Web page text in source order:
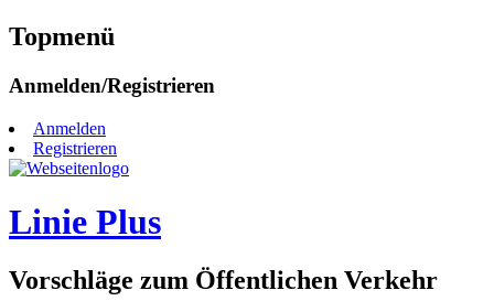
Topmenü
Zum
springen
Anmelden/Registrieren
Anmelden
Registrieren
Linie Plus
Vorschläge zum Öffentlichen Verkehr